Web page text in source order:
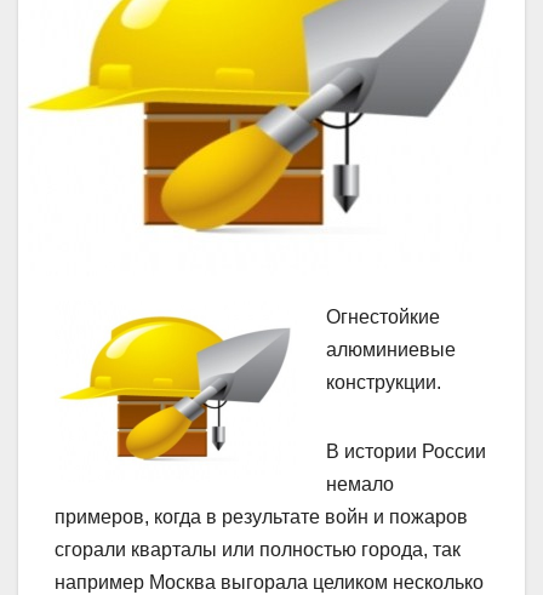
Огнестойкие
алюминиевые
конструкции.
В истории России
немало
примеров, когда в результате войн и пожаров
сгорали кварталы или полностью города, так
например Москва выгорала целиком несколько